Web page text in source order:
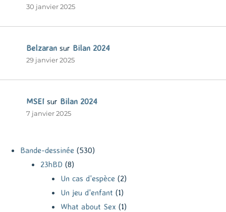
30 janvier 2025
Belzaran sur Bilan 2024
29 janvier 2025
MSEI sur Bilan 2024
7 janvier 2025
Bande-dessinée (530)
23hBD (8)
Un cas d'espèce (2)
Un jeu d'enfant (1)
What about Sex (1)